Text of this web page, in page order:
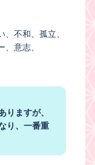
不和
孤立
意志
りますが、
り、一番重